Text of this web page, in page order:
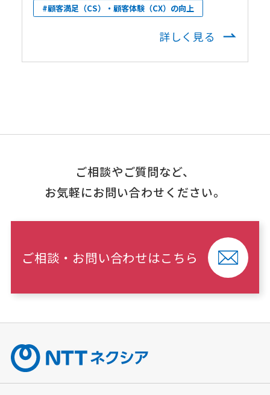
#顧客満足（CS）・顧客体験（CX）の向上
詳しく見る
ご相談やご質問など、
お気軽にお問い合わせください。
ご相談・お問い合わせはこちら